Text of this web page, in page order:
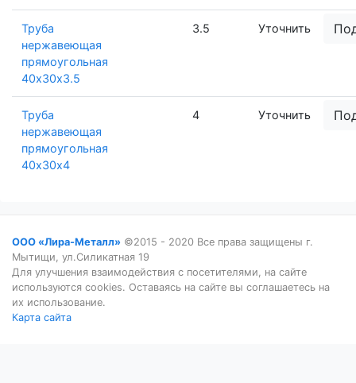
Труба
нержавеющая
прямоугольная
40х30х3.5
3.5 Уточнить
Труба
нержавеющая
прямоугольная
40х30х4
4 Уточнить
ООО «Лира-Металл» ©2015 - 2020 Все права защищены г.
Мытищи, ул.Силикатная 19
Для улучшения взаимодействия с посетителями, на сайте
используются cookies. Оставаясь на сайте вы соглашаетесь на
их использование.
Карта сайта